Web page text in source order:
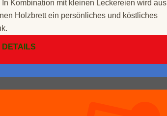
In Kombination mit kleinen Leckereien wird aus
Holzbrett ein persönliches und köstliches
DETAILS